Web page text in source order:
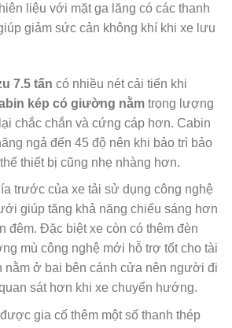
liệu với mặt ga lăng có các thanh
giảm sức cản không khí khi xe lưu
7.5 tấn có nhiều nét cải tiến khi
kép có giường nằmtrọng lượng
chắc chắn và cứng cáp hơn. Cabin
ngả đến 45 độ nên khi bảo trì bảo
thiết bị cũng nhẹ nhàng hơn.
trước của xe tải sử dụng công nghệ
giúp tăng khả năng chiếu sáng hơn
đêm. Đặc biệt xe còn có thêm đèn
mù công nghệ mới hỗ trợ tốt cho tài
nằm ở bai bên cánh cửa nên người đi
sát hơn khi xe chuyển hướng.
gia cố thêm một số thanh thép